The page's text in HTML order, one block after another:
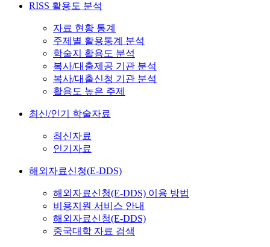
RISS 활용도 분석
자료 현황 통계
주제별 활용통계 분석
학술지 활용도 분석
복사/대출제공 기관 분석
복사/대출신청 기관 분석
활용도 높은 주제
최신/인기 학술자료
최신자료
인기자료
해외자료신청(E-DDS)
해외자료신청(E-DDS) 이용 방법
비용지원 서비스 안내
해외자료신청(E-DDS)
중국대학 자료 검색